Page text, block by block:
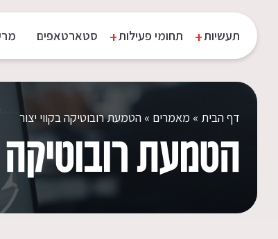
תעשיות תחומי פעילות סטארטאפים
דף הבית » מאמרים » הטמעת רובוטיקה בקווי יצור
הטמעת רובוטיקה